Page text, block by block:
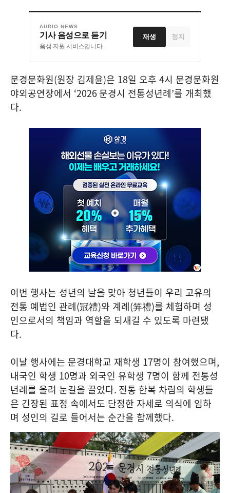
AUDIO NEWS
기사 음성으로 듣기
음성 지원 서비스입니다.
재생 정지
문경문화원(원장 김제윤)은 18일 오후 4시 문경문화원
야외공연장에서 ‘2026문경시 전통성년례’를 개최했
다.
이번 행사는 성년의 날을 맞아 청년들이 우리 고유의
전통 예법인 관례(冠禮)와 계례(笄禮)를 체험하며 성
인으로서의 책임과 역할을 되새길 수 있도록 마련됐
다.
이날 행사에는 문경대학교 재학생 17명이 참여했으며,
내국인 학생 10명과 외국인 유학생 7명이 함께 전통성
년례를 올려 눈길을 끌었다. 전통 한복 차림의 학생들
은 긴장된 표정 속에서도 단정한 자세로 의식에 임하
며 성인의 길로 들어서는 순간을 함께했다.